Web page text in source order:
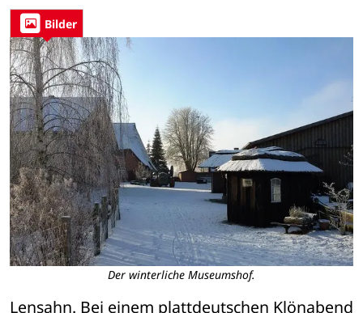
Bilder
Der winterliche Museumshof.
Lensahn. Bei einem plattdeutschen Klönabend